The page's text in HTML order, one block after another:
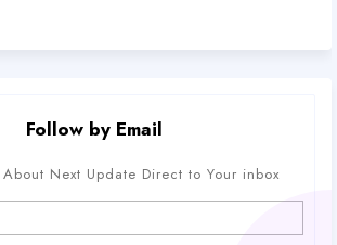
Follow by Email
Next Update Direct to Your inbox